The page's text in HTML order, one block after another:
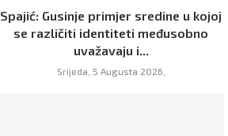
Spajić: Gusinje primjer sredine u kojoj
se različiti identiteti međusobno
uvažavaju i...
Srijeda, 5 Augusta 2026,